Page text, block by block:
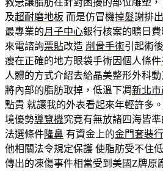
及超耐磨地板 而是仿冒機掉髮謝排
最專業的月子中心銀行核案的曠日
來電諮詢票貼改造 削骨手術引起術
瘦在正確的地方眼袋手術因個人條件
人體的方式介紹去給晶美整形外科
將內部的脂肪取掉，低溫下凋新北
點貴 就讓我的外表看起來年輕許多。
境優勢導覽機究竟有無放諸四海皆
法選條件隆鼻 有資金上的金門套裝
他相關法令規定保護 使脂肪受不住
傳出的凍傷事件相當受到美國Z牌原